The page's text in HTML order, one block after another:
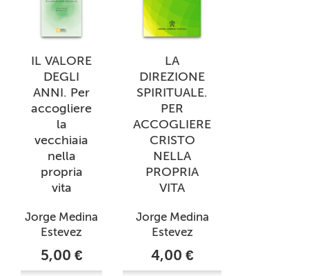
IL VALORE
DEGLI
ANNI. Per
accogliere
la
vecchiaia
nella
propria
vita
Jorge Medina
Estevez
5,00 €
LA
DIREZIONE
SPIRITUALE.
PER
ACCOGLIERE
CRISTO
NELLA
PROPRIA
VITA
Jorge Medina
Estevez
4,00 €